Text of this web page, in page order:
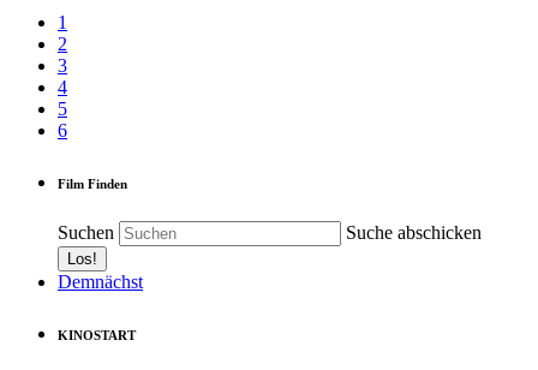
1
2
3
4
5
6
Film Finden
Suchen Suche abschicken
Demnächst
KINOSTART